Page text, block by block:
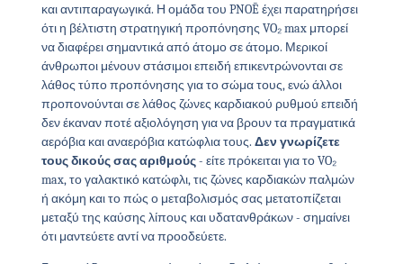
και αντιπαραγωγικά. Η ομάδα του PNOĒ έχει παρατηρήσει
ότι η βέλτιστη στρατηγική προπόνησης VO₂ max μπορεί
να διαφέρει σημαντικά από άτομο σε άτομο. Μερικοί
άνθρωποι μένουν στάσιμοι επειδή επικεντρώνονται σε
λάθος τύπο προπόνησης για το σώμα τους, ενώ άλλοι
προπονούνται σε λάθος ζώνες καρδιακού ρυθμού επειδή
δεν έκαναν ποτέ αξιολόγηση για να βρουν τα πραγματικά
αερόβια και αναερόβια κατώφλια τους. Δεν γνωρίζετε
τους δικούς σας αριθμούς- είτε πρόκειται για το VO₂
max, το γαλακτικό κατώφλι, τις ζώνες καρδιακών παλμών
ή ακόμη και το πώς ο μεταβολισμός σας μετατοπίζεται
μεταξύ της καύσης λίπους και υδατανθράκων - σημαίνει
ότι μαντεύετε αντί να προοδεύετε.